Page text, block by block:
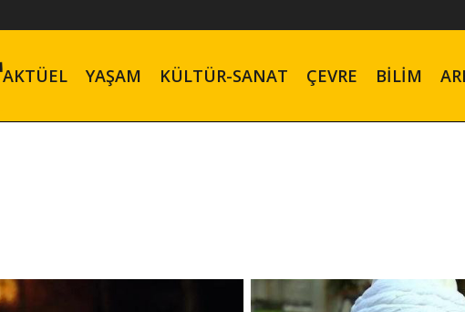
AKTÜEL YAŞAM KÜLTÜR-SANAT ÇEVRE BILIM